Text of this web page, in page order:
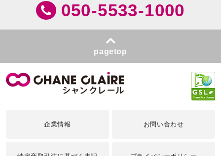
050-5533-1000
pagetop
企業情報 お問い合わせ